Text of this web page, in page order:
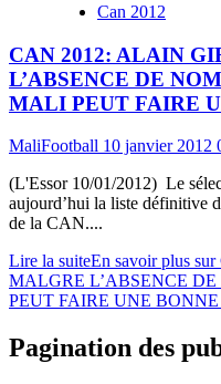
Can 2012
CAN 2012: ALAIN
L’ABSENCE DE
MALI PEUT FAIRE
MaliFootball 10 janvier 2012
(L'Essor 10/01/2012) Le
aujourd’hui la liste définitive
de la CAN....
Lire la suiteEn savoir plus
MALGRE L’ABSENCE
PEUT FAIRE UNE
Pagination des